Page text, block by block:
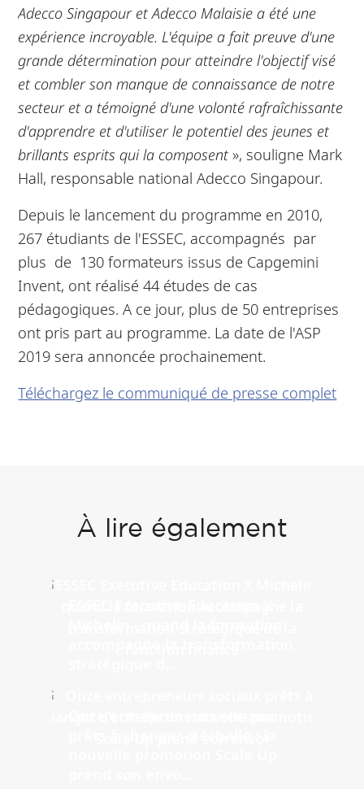
Adecco Singapour et Adecco Malaisie a été une
expérience incroyable. L'équipe a fait preuve d'une
grande détermination pour atteindre l'objectif visé
et combler son manque de connaissance de notre
secteur et a témoigné d'une volonté rafraîchissante
d'apprendre et d'utiliser le potentiel des jeunes et
brillants esprits qui la composent», souligne Mark
Hall, responsable national Adecco Singapour.
Depuis le lancement du programme en 2010,
267 étudiants de l'ESSEC, accompagnés par
plus de 130 formateurs issus de Capgemini
Invent, ont réalisé 44 études de cas
pédagogiques. A ce jour, plus de 50 entreprises
ont pris part au programme. La date de l'ASP
2019 sera annoncée prochainement.
Téléchargez le communiqué de presse complet
À lire également